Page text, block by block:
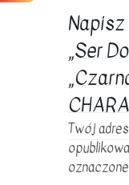
CHARAKTEREM!
„Ser
Twój
oznaczone